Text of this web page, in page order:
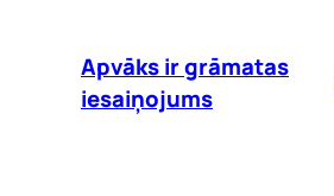
Apvāks ir grāmatas
iesaiņojums